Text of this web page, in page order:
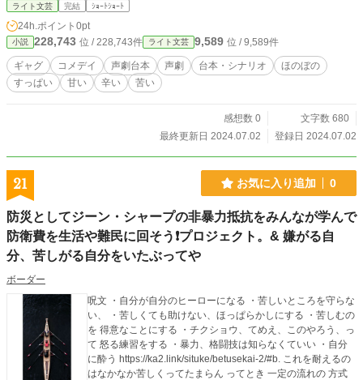
ライト文芸 完結 ｼｮｰﾄｼｮｰﾄ
24h.ポイント 0pt
小説 228,743 位 / 228,743件 ライト文芸 9,589 位 / 9,589件
ギャグ コメデイ 声劇台本 声劇 台本・シナリオ
ほのぼの
すっぱい
甘い 辛い 苦い
感想数 0
文字数 680
最終更新日 2024.07.02
登録日 2024.07.02
21 お気に入り追加 0
防災としてジーン・シャープの非暴力抵抗をみんなが学んで
防衛費を生活や難民に回そう❗プロジェクト。& 嫌がる自
分、苦しがる自分をいたぶってや
ボーダー
呪文 ・自分が自分のヒーローになる ・苦しいところを守らな
い、 ・苦しくても助けない、ほっぱらかしにする ・苦しむの
を 得意なことにする ・チクショウ、てめえ、このやろう、っ
て 怒る練習をする ・暴力、格闘技は知らなくていい ・自分
に酔う https://ka2.link/situke/betusekai-2/#b. これを耐えるの
はなかなか苦しくってたまらん ってとき 一定の流れの 方式